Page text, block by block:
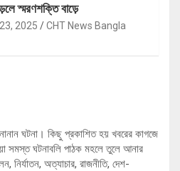
স্মরণশক্তি বাড়ে
2025 CHT News Bangla
নানান ঘটনা। কিছু প্রকাশিত হয় খবরের কাগজে
সমস্ত ঘটনাবলি পাঠক মহলে তুলে আনার
নির্যাতন, অত্যাচার, রাজনীতি, দেশ-